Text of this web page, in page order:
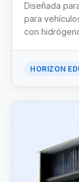
Diseñada
para
con
HORIZON